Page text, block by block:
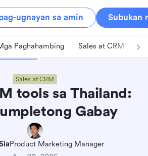
ugnayan sa amin Subukan
Paghahambing Sales at CRM
Sales at CRM
tools sa Thailand:
Gabay
Product Marketing Manager